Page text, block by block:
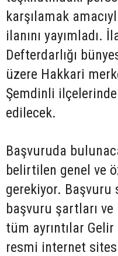
karşılamak
ilanını yayımladı.
Defterdarlığı
üzere Hakkari
Şemdinli
edilecek.
Başvuruda
belirtilen genel ve
gerekiyor. Başvuru
başvuru şartları
tüm ayrıntılar Gelir
resmi internet